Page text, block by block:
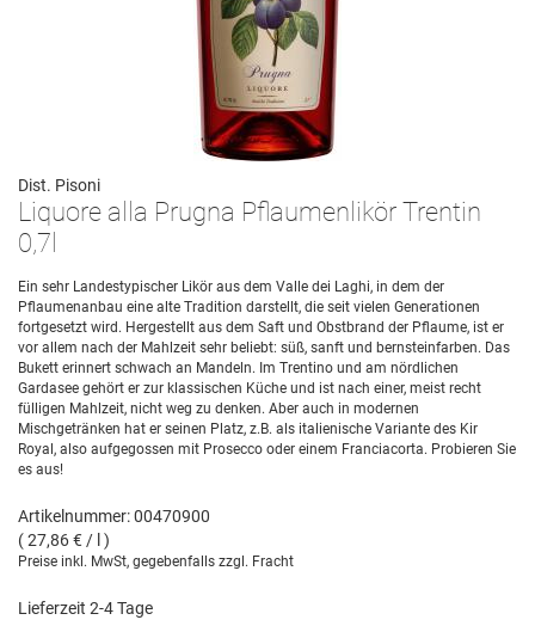
Dist. Pisoni
Liquore alla Prugna Pflaumenlikör Trentin
0,7l
Ein sehr Landestypischer Likör aus dem Valle dei Laghi, in dem der
Pflaumenanbau eine alte Tradition darstellt, die seit vielen Generationen
fortgesetzt wird. Hergestellt aus dem Saft und Obstbrand der Pflaume, ist er
vor allem nach der Mahlzeit sehr beliebt: süß, sanft und bernsteinfarben. Das
Bukett erinnert schwach an Mandeln. Im Trentino und am nördlichen
Gardasee gehört er zur klassischen Küche und ist nach einer, meist recht
fülligen Mahlzeit, nicht weg zu denken. Aber auch in modernen
Mischgetränken hat er seinen Platz, z.B. als italienische Variante des Kir
Royal, also aufgegossen mit Prosecco oder einem Franciacorta. Probieren Sie
es aus!
Artikelnummer: 00470900
( 27,86 € / l )
Preise inkl. MwSt, gegebenfalls zzgl. Fracht
Lieferzeit 2-4 Tage